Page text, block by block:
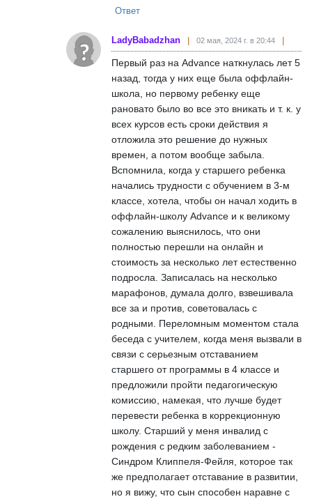
Ответ
LadyBabadzhan 02 мая, 2024 г. в 20:44
Первый раз на Advance наткнулась лет 5
назад, тогда у них еще была оффлайн-
школа, но первому ребенку еще
рановато было во все это вникать и т. к. у
всех курсов есть сроки действия я
отложила это решение до нужных
времен, а потом вообще забыла.
Вспомнила, когда у старшего ребенка
начались трудности с обучением в 3-м
классе, хотела, чтобы он начал ходить в
оффлайн-школу Advance и к великому
сожалению выяснилось, что они
полностью перешли на онлайн и
стоимость за несколько лет естественно
подросла. Записалась на несколько
марафонов, думала долго, взвешивала
все за и против, советовалась с
родными. Переломным моментом стала
беседа с учителем, когда меня вызвали в
связи с серьезным отставанием
старшего от программы в 4 классе и
предложили пройти педагогическую
комиссию, намекая, что лучше будет
перевести ребенка в коррекционную
школу. Старший у меня инвалид с
рождения с редким заболеванием -
Синдром Клиппеля-Фейля, которое так
же предполагает отставание в развитии,
но я вижу, что сын способен наравне с